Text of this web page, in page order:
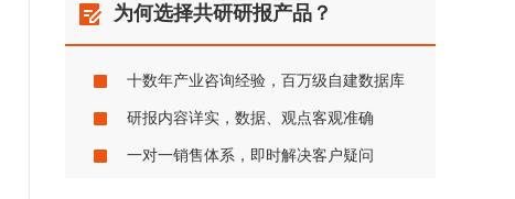
为何选择共研研报产品？
十数年产业咨询经验，百万级自建数据库
研报内容详实，数据、观点客观准确
一对一销售体系，即时解决客户疑问